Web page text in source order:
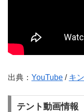
出典： YouTube / キ
テント動画情報